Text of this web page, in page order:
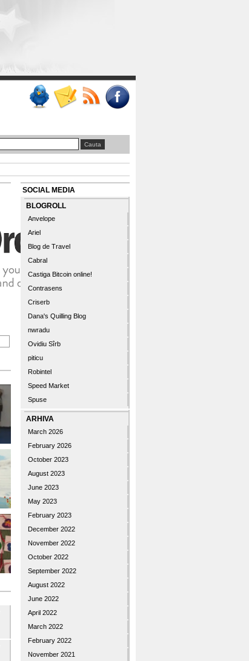
SOCIAL MEDIA
BLOGROLL
Anvelope
Ariel
Blog de Travel
Cabral
Castiga Bitcoin online!
Contrasens
Criserb
Dana's Quilling Blog
nwradu
Ovidiu Sîrb
piticu
Robintel
Speed Market
Spuse
ARHIVA
March 2026
February 2026
October 2023
August 2023
June 2023
May 2023
February 2023
December 2022
November 2022
October 2022
September 2022
August 2022
June 2022
April 2022
March 2022
February 2022
November 2021